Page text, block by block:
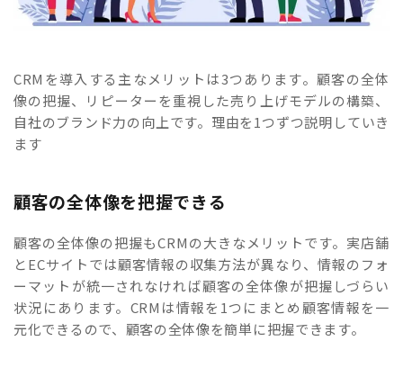
CRMを導入する主なメリットは3つあります。顧客の全体
像の把握、リピーターを重視した売り上げモデルの構築、
自社のブランド力の向上です。理由を1つずつ説明していき
ます
顧客の全体像を把握できる
顧客の全体像の把握もCRMの大きなメリットです。実店舗
とECサイトでは顧客情報の収集方法が異なり、情報のフォ
ーマットが統一されなければ顧客の全体像が把握しづらい
状況にあります。CRMは情報を1つにまとめ顧客情報を一
元化できるので、顧客の全体像を簡単に把握できます。